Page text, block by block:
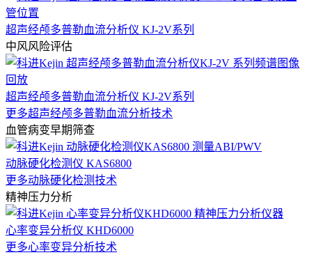
超声经颅多普勒血流分析仪 KJ-2V系列
中风风险评估
超声经颅多普勒血流分析仪 KJ-2V系列
更多超声经颅多普勒血流分析技术
血管病变早期筛查
动脉硬化检测仪 KAS6800
更多动脉硬化检测技术
精神压力分析
心率变异分析仪 KHD6000
更多心率变异分析技术